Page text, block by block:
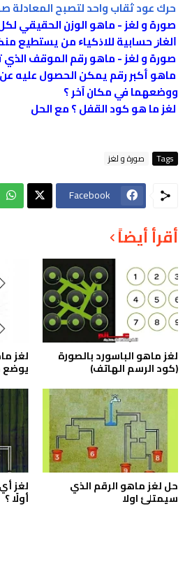
حرك عود ثقاب واحد لتصبح المعادلة
صورة و لغز - ماهو الوزن الحقيقي
ﺍﻟﻐﺎﺯ ﺣﺴﺎﺑﻴﺔ ﻟﻼﺫﻛﻴﺎﺀ ﻣﻦ ﻳﺴﺘﻄﻴﻊ
صورة و لغز - ماهو رقم الموقف الذي
ماهو أكبر رقم يمكن الحصول عليه
ووضعهما في مكان آخر ؟
لغز ما هو كود القفل ؟ مع الحل
Tags صورة و لغز
Facebook
أقرأ أيضاً
لغز ماهو الباسورد بالصورة
(كود الرسم الهاتف)
لغز
يوضع
حل لغز ماهو الرقم الذي
سيمتلئ اولا
لغز
أولًا ؟